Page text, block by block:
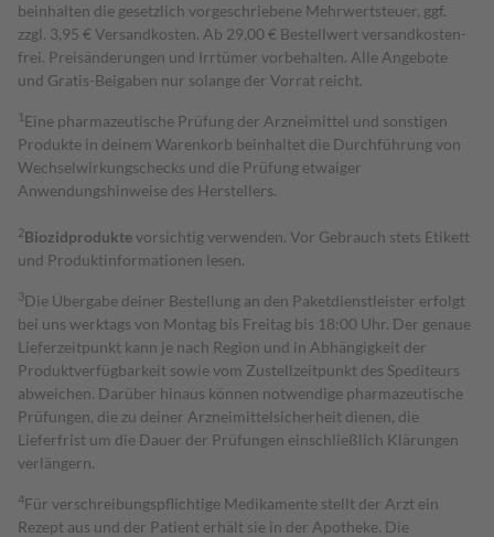
beinhalten die gesetzlich vorgeschriebene Mehrwertsteuer, ggf.
zzgl. 3,95 € Versandkosten. Ab 29,00 € Bestell­wert versand­kosten­
frei. Preisänderungen und Irrtümer vorbehalten. Alle Angebote
und Gratis-Beigaben nur solange der Vorrat reicht.
1 Eine pharmazeutische Prüfung der Arzneimittel und sonstigen
Produkte in deinem Warenkorb beinhaltet die Durchführung von
Wechselwirkungschecks und die Prüfung etwaiger
Anwendungshinweise des Herstellers.
2Biozidproduktevorsichtig verwenden. Vor Gebrauch stets Etikett
und Produktinformationen lesen.
3Die Übergabe deiner Bestellung an den Paketdienstleister erfolgt
bei uns werktags von Montag bis Freitag bis 18:00 Uhr. Der genaue
Lieferzeitpunkt kann je nach Region und in Abhängigkeit der
Produktverfügbarkeit sowie vom Zustellzeitpunkt des Spediteurs
abweichen. Darüber hinaus können notwendige pharmazeutische
Prüfungen, die zu deiner Arzneimittelsicherheit dienen, die
Lieferfrist um die Dauer der Prüfungen einschließlich Klärungen
verlängern.
4Für verschreibungspflichtige Medikamente stellt der Arzt ein
Rezept aus und der Patient erhält sie in der Apotheke. Die